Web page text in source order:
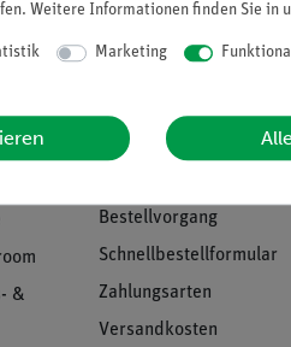
&
Download &
Support
Bestellvorgang
Schnellbestellformular
Zahlungsarten
Versandkosten
Weitere Informationen finden Sie in
Marketing